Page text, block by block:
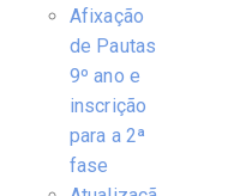
Afixação
de Pautas
9º ano e
inscrição
para a 2ª
fase